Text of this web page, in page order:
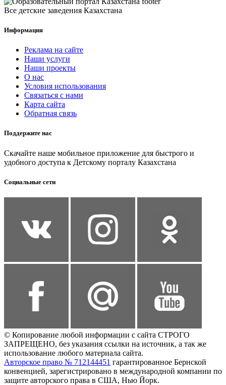
Все детские заведения Казахстана
Информация
Реклама на сайте
Наши услуги
Наши проекты
О нас
Условия использования
Связаться с нами
Карта сайта
Обратная связь
Поддержите нас
Скачайте наше мобильное приложение для быстрого и
удобного доступа к Детскому порталу Казахстана
Социальные сети
© Копирование любой информации с сайта СТРОГО
ЗАПРЕЩЕНО, без указания ссылки на источник, а так же
использование любого материала сайта.
Авторское право № 712144451 гарантированное Бернской
конвенцией, зарегистрировано в международной компании по
защите авторского права в США, Нью Йорк.